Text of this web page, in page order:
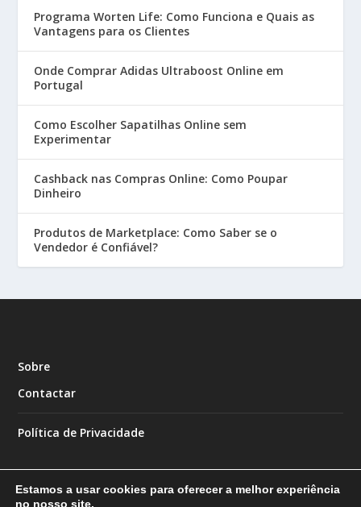
Programa Worten Life: Como Funciona e Quais as
Vantagens para os Clientes
Onde Comprar Adidas Ultraboost Online em
Portugal
Como Escolher Sapatilhas Online sem
Experimentar
Cashback nas Compras Online: Como Poupar
Dinheiro
Produtos de Marketplace: Como Saber se o
Vendedor é Confiável?
Sobre
Contactar
Política de Privacidade
Estamos a usar cookies para oferecer a melhor experiência
no nosso site.